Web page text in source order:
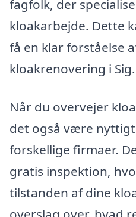
fagfolk, der
kloakarbejde. Dette
få en klar forståelse
kloakrenovering i Sig.
Når du overvejer
det også være
forskellige firmaer.
gratis inspektion,
tilstanden af dine